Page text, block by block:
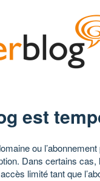
est
ou
Dans certains
limité tant que